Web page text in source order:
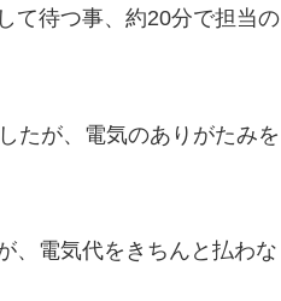
て待つ事、約20分で担当の
たが、電気のありがたみを
、電気代をきちんと払わな